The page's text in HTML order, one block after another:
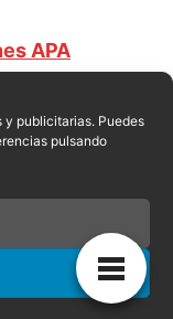
publicitarias. Puedes
pulsando
APA
Clases de
Pantaleón
el sitio web:
de-blog.html
|Contacto